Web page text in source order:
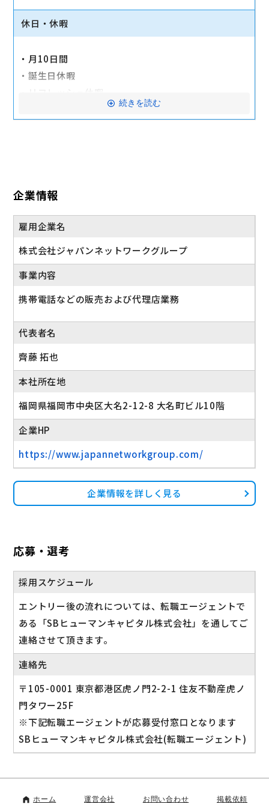
チーフアドバイザー25,000円～30,000円
ショップディレクター50,000円～60,000円
000円
資格試験対策もしっかりサポートしています。
◆各種保険完備
◆産休制度
◆介護休暇制度
◆社内資格制度（1,000円～40,000円）
◆奨学金返還支援制度（最大1万円まで／在籍10年間
適用）
ど）
産休・育休実績あり
休日・休暇
・月10日間
・誕生日休暇
・リフレッシュ休暇
続きを読む
企業情報
雇用企業名
株式会社ジャパンネットワークグループ
事業内容
携帯電話などの販売および代理店業務
代表者名
齊藤 拓也
本社所在地
福岡県福岡市中央区大名2-12-8 大名町ビル10階
企業HP
https://www.japannetworkgroup.com/
企業情報を詳しく見る
応募・選考
採用スケジュール
エントリー後の流れについては、転職エージェントで
ある「SBヒューマンキャピタル株式会社」を通してご
連絡させて頂きます。
連絡先
〒105-0001 東京都港区虎ノ門2-2-1 住友不動産虎ノ
門タワー25F
※下記転職エージェントが応募受付窓口となります
SBヒューマンキャピタル株式会社(転職エージェント)
ホーム 運営会社 お問い合わせ 掲載依頼